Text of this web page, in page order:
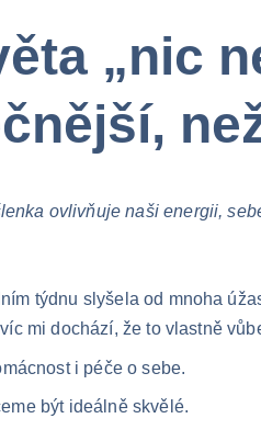
„nic
ovlivňuje naši energii,
týdnu slyšela od mnoha
mi dochází, že to vlastně
i péče o sebe.
být ideálně skvělé.